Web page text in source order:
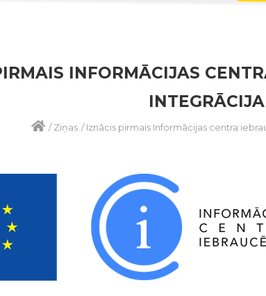
INFORMĀCIJAS
/Ziņas /Iznācis pirmais Informācijas centra